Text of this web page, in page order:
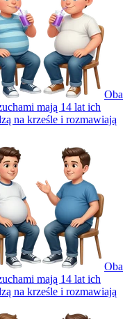
Oba
mają 14 lat ich
na krześle i rozmawiają
Oba
mają 14 lat ich
na krześle i rozmawiają